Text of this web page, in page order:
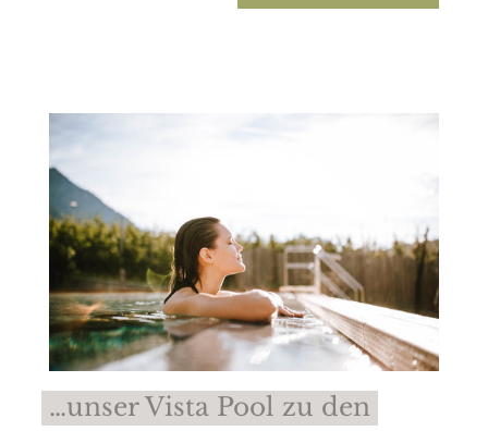
…unser Vista Pool zu den